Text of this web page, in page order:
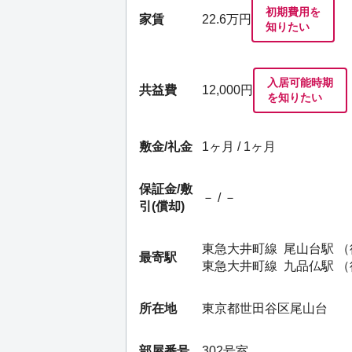
家賃 22.6万円
初期費用を
知りたい
共益費 12,000円
入居可能時期
を知りたい
敷金/礼金 1ヶ月 / 1ヶ月
保証金/敷
引(償却)
－ / －
最寄駅
東急大井町線 尾山台駅
東急大井町線 九品仏駅
所在地 東京都世田谷区尾山台